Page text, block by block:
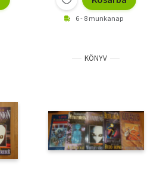
6 - 8 munkanap
KÖNYV